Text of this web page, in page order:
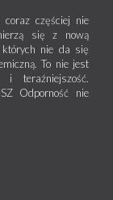
coraz częściej nie
się z nową
których nie da się
To nie jest
teraźniejszość.
Odporność nie